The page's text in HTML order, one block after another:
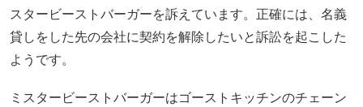
スタービーストバーガーを訴えています。正確には、名義
貸しをした先の会社に契約を解除したいと訴訟を起こした
ようです。
ミスタービーストバーガーはゴーストキッチンのチェーン